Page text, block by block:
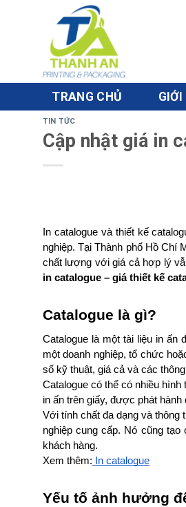
TRANG CHỦ
TIN TỨC
Cập nhật giá in
In catalogue và thiết kế
nghiệp. Tại Thành phố Hồ Chí
chất lượng với giá cả hợp lý
in catalogue – giá thiết kế
Catalogue là gì?
Catalogue là một tài liệu in ấn
một doanh nghiệp, tổ chức
số kỹ thuật, giá cả và các
Catalogue có thể có nhiều
in ấn trên giấy, được phát
Với tính chất đa dạng và thông
nghiệp cung cấp. Nó cũng
khách hàng.
Xem thêm: In catalogue
Yếu tố ảnh hưởng